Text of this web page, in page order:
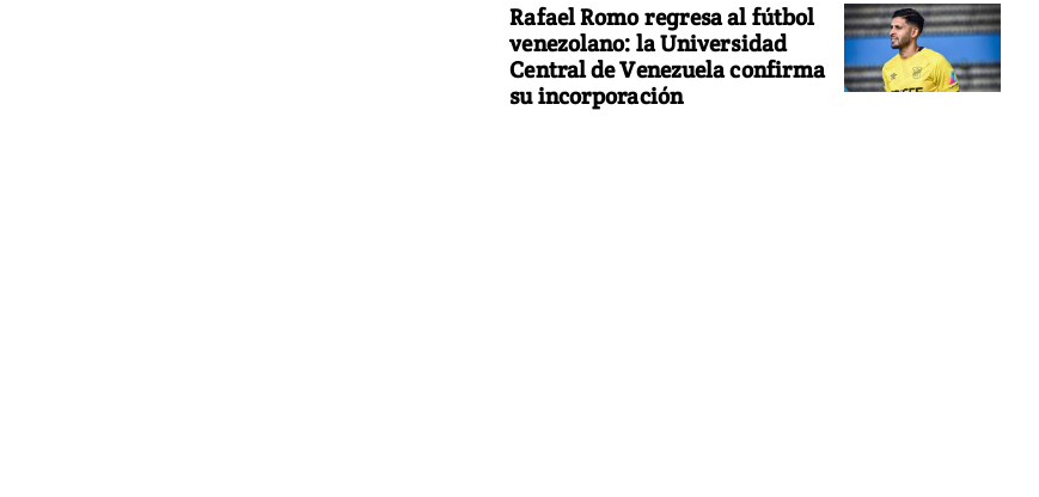
Rafael Romo regresa al fútbol
venezolano: la Universidad
Central de Venezuela confirma
su incorporación